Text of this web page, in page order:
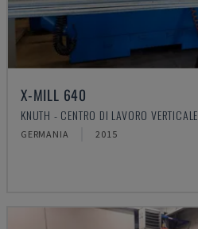
X-MILL 640
KNUTH - CENTRO DI LAVORO VERTICALE
GERMANIA 2015